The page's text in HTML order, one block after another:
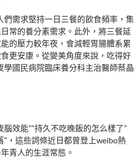
們需求堅持一日三餐的飲食頻率，集
常的養分素需求。此外，將三餐延
的壓力較年夜，會減輕胃腸體系累
更安康。從變美角度來說，吃得好
學國民病院臨床養分科主治醫師蔡晶
效能”“持久不吃晚飯的怎么樣了”
”，這些詞條近日都曾登上weibo熱
青人的生涯常態。